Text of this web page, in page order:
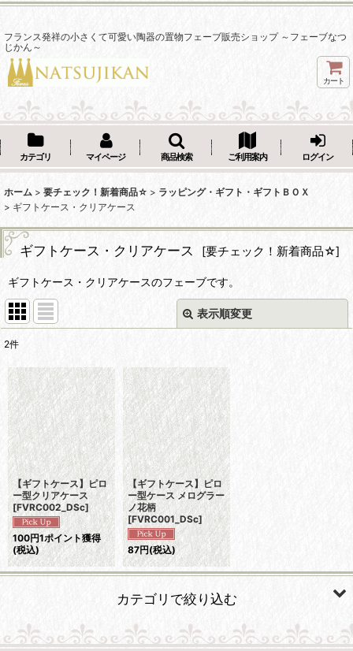
フランス発祥の小さくて可愛い陶器の置物フェーブ販売ショップ ～フェーブなつ
じかん～
カート
カテゴリ マイページ 商品検索 ご利用案内 ログイン
ホーム > 要チェック！新着商品☆ > ラッピング・ギフト・ギフトＢＯＸ
> ギフトケース・クリアケース
ギフトケース・クリアケース [要チェック！新着商品☆]
ギフトケース・クリアケースのフェーブです。
表示順変更
並び順 :
絞り込む
2件
【ギフトケース】ピロ
ー型クリアケース
[FVRC002_DSc]
100円1ポイント獲得
(税込)
【ギフトケース】ピロ
ー型ケース メログラー
ノ花柄
[FVRC001_DSc]
87円(税込)
カテゴリで絞り込む
ラッピング・ギフト・ギフトＢＯＸ (すべての商品を表示)